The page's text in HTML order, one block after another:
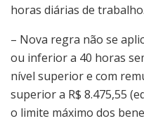
horas diárias de trabalho.
– Nova regra não se
ou inferior a 40 horas
nível superior e com
superior a R$ 8.475,55
o limite máximo dos